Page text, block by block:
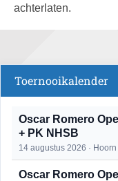
achterlaten.
Toernooikalender
Oscar Romero
+ PK NHSB
14 augustus 2026 · Hoorn
Oscar Romero